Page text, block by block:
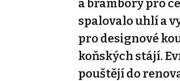
a brambory pro
spalovalo uhlí a
pro designové
koňských stájí.
pouštějí do